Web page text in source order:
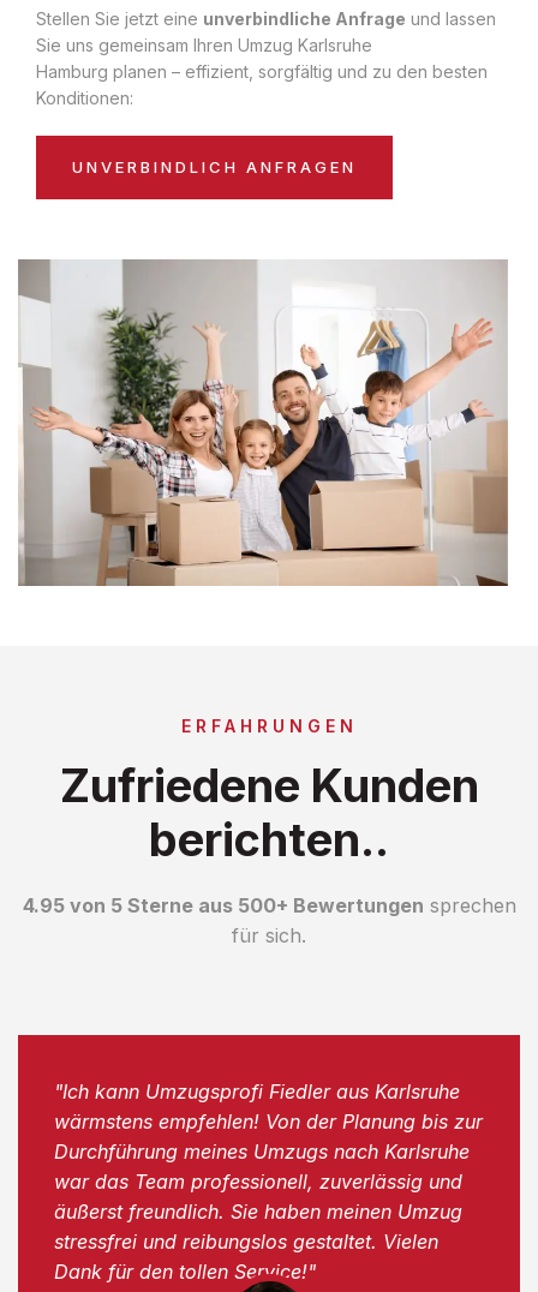
Stellen Sie jetzt eine unverbindliche Anfrage und lassen
Sie uns gemeinsam Ihren Umzug Karlsruhe
Hamburg planen – effizient, sorgfältig und zu den besten
Konditionen:
UNVERBINDLICH ANFRAGEN
ERFAHRUNGEN
Zufriedene Kunden
berichten..
4.95 von 5 Sterne aus 500+ Bewertungen sprechen
für sich.
"Ich kann Umzugsprofi Fiedler aus Karlsruhe
wärmstens empfehlen! Von der Planung bis zur
Durchführung meines Umzugs nach Karlsruhe
war das Team professionell, zuverlässig und
äußerst freundlich. Sie haben meinen Umzug
stressfrei und reibungslos gestaltet. Vielen
Dank für den tollen Service!"